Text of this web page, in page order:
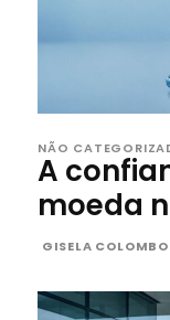
NÃO
A
moeda
GISELA COLOMBO